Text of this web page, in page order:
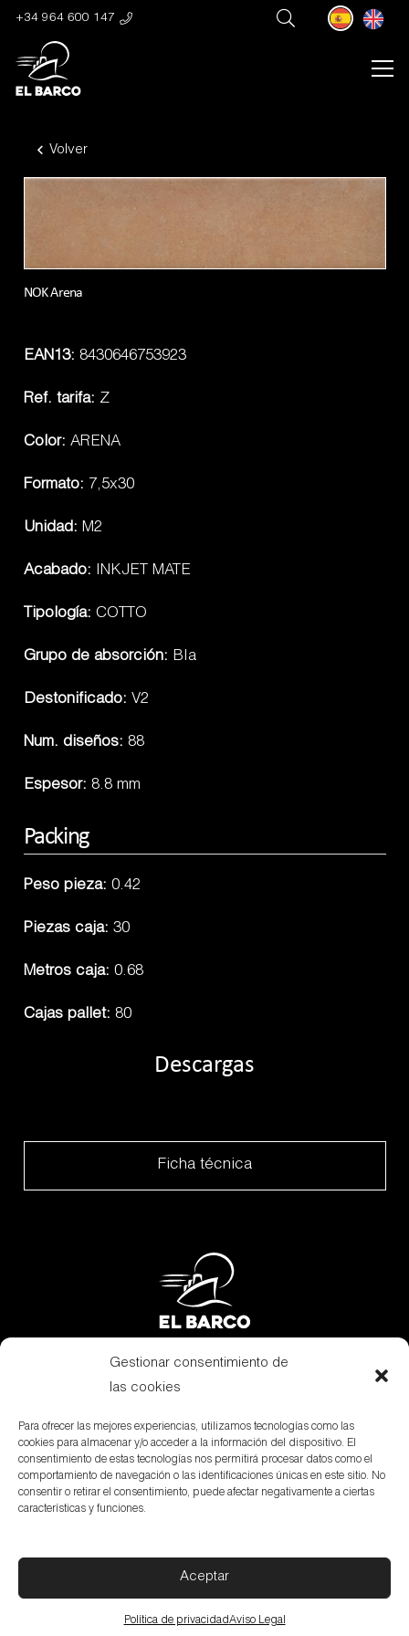
Gestionar consentimiento de
las cookies
Para ofrecer las mejores experiencias, utilizamos tecnologías como las
cookies para almacenar y/o acceder a la información del dispositivo. El
consentimiento de estas tecnologías nos permitirá procesar datos como el
comportamiento de navegación o las identificaciones únicas en este sitio. No
consentir o retirar el consentimiento, puede afectar negativamente a ciertas
características y funciones.
Aceptar
Política de privacidadAviso Legal
+34 964 600 147
Volver
NOK Arena
EAN13: 8430646753923
Ref. tarifa: Z
Color: ARENA
Formato: 7,5x30
Unidad: M2
Acabado: INKJET MATE
Tipología: COTTO
Grupo de absorción: BIa
Destonificado: V2
Num. diseños: 88
Espesor: 8.8 mm
Packing
Peso pieza: 0.42
Piezas caja: 30
Metros caja: 0.68
Cajas pallet: 80
Descargas
Ficha técnica
Subvenciones
Aviso Legal
Política de privacidad
(Castellón) SPAIN